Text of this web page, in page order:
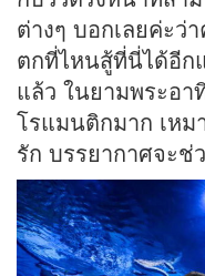
ต่างๆ บอกเลยค่ะว่
ตกที่ไหนสู้ที่นี่ได้อีก
แล้ว ในยามพระอ
โรแมนติกมาก เห
รัก บรรยากาศจะช่